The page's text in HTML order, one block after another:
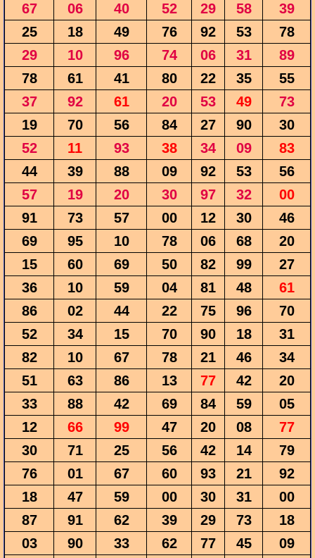
67
06 40 52 29 58
39
25
18 49 76 92 53
78
29
10 96 74 06 31
89
78
61 41 80 22 35
55
37
92 61 20 53 49
73
19
70 56 84 27 90
30
52
11 93 38 34 09
83
44
39 88 09 92 53
56
57
19 20 30 97 32
00
91
73 57 00 12 30
46
69
95 10 78 06 68
20
15
60 69 50 82 99
27
36
10 59 04 81 48
61
86
02 44 22 75 96
70
52
34 15 70 90 18
31
82
10 67 78 21 46
34
51
63 86 13 77 42
20
33
88 42 69 84 59
05
12
66 99 47 20 08
77
30
71 25 56 42 14
79
76
01 67 60 93 21
92
18
47 59 00 30 31
00
87
91 62 39 29 73
18
03
90 33 62 77 45 09